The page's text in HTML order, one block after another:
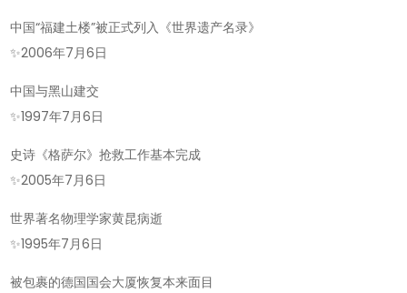
中国“福建土楼”被正式列入《世界遗产名录》
✨2006年7月6日
中国与黑山建交
✨1997年7月6日
史诗《格萨尔》抢救工作基本完成
✨2005年7月6日
世界著名物理学家黄昆病逝
✨1995年7月6日
被包裹的德国国会大厦恢复本来面目